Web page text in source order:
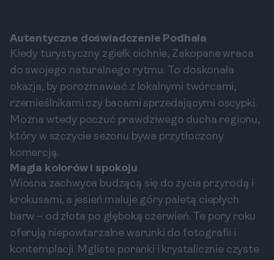
Autentyczne doświadczenie Podhala
Kiedy turystyczny zgiełk cichnie, Zakopane wraca
do swojego naturalnego rytmu. To doskonała
okazja, by porozmawiać z lokalnymi twórcami,
rzemieślnikami czy bacami sprzedającymi oscypki.
Można wtedy poczuć prawdziwego ducha regionu,
który w szczycie sezonu bywa przytłoczony
komercją.
Magia kolorów i spokoju
Wiosna zachwyca budzącą się do życia przyrodą i
krokusami, a jesień maluje góry paletą ciepłych
barw – od złota po głęboką czerwień. Te pory roku
oferują niepowtarzalne warunki do fotografii i
kontemplacji. Mgliste poranki i krystalicznie czyste